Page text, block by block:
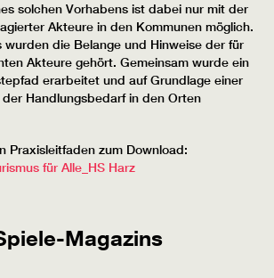
solchen Vorhabens ist dabei nur mit der
Akteure in den Kommunen möglich.
wurden die Belange und Hinweise der für
Akteure gehört. Gemeinsam wurde ein
erarbeitet und auf Grundlage einer
Handlungsbedarf in den Orten
Praxisleitfaden zum Download:
für Alle_HS Harz
Magazins